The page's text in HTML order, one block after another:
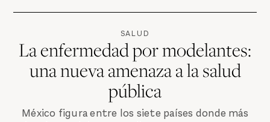
SALUD
La enfermedad por modelantes:
una nueva amenaza a la salud
pública
México figura entre los siete países donde más